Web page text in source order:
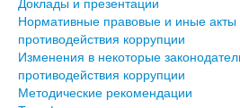
Нормативные правовые и иные
противодействия коррупции
Изменения в некоторые
противодействия коррупции
Методические рекомендации